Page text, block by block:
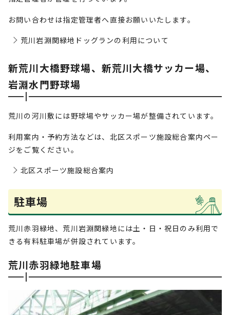
お問い合わせは指定管理者へ直接お願いいたします。
荒川岩淵関緑地ドッグランの利用について
新荒川大橋野球場、新荒川大橋サッカー場、
岩淵水門野球場
荒川の河川敷には野球場やサッカー場が整備されています。
利用案内・予約方法などは、北区スポーツ施設総合案内ペー
ジをご覧ください。
北区スポーツ施設総合案内
駐車場
荒川赤羽緑地、荒川岩淵関緑地には土・日・祝日のみ利用で
きる有料駐車場が併設されています。
荒川赤羽緑地駐車場